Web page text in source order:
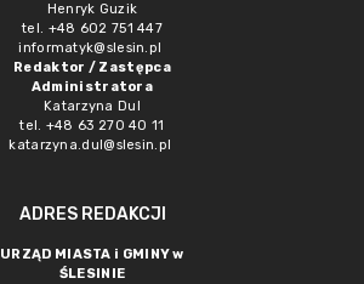
Henryk Guzik
tel. +48 602 751 447
informatyk@slesin.pl
Redaktor / Zastępca
Administratora
Katarzyna Dul
tel. +48 63 270 40 11
katarzyna.dul@slesin.pl
ADRES REDAKCJI
URZĄD MIASTA i GMINY w
ŚLESINIE